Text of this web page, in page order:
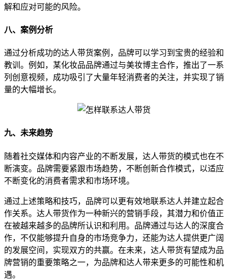
解和应对可能的风险。
八、案例分析
通过分析成功的达人带货案例，品牌可以学习到宝贵的经验和
教训。例如，某化妆品品牌通过与美妆博主合作，推出了一系
列创意视频，成功吸引了大量年轻消费者的关注，并实现了销
量的大幅增长。
九、未来趋势
随着社交媒体和内容产业的不断发展，达人带货的模式也在不
断演变。品牌需要紧跟市场趋势，不断创新合作模式，以适应
不断变化的消费者需求和市场环境。
通过上述策略和技巧，品牌可以更有效地联系达人并建立起合
作关系。达人带货作为一种新兴的营销手段，其潜力和价值正
在被越来越多的品牌所认识和利用。品牌通过与达人的深度合
作，不仅能够提升自身的市场竞争力，还能为达人提供更广阔
的发展空间，实现双方的共赢。在未来，达人带货有望成为品
牌营销的重要策略之一，为品牌和达人带来更多的可能性和机
遇。